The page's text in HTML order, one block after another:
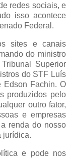
redes sociais, e
isso acontece
Federal.
sites e canais
do ministro
Superior
do STF Luís
Edson Fachin. O
produzidos pelo
outro fator,
e empresas
renda do nosso
jurídica.
e pode nos